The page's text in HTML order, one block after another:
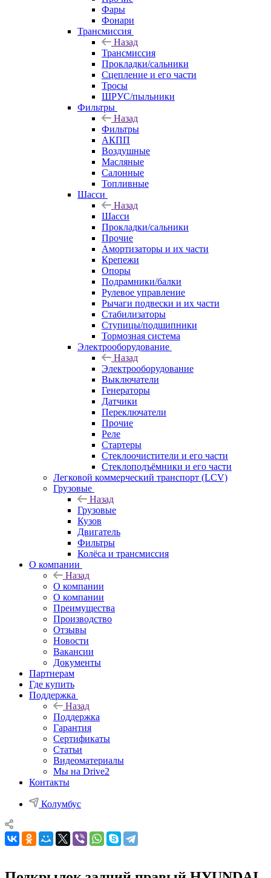
Фары
Фонари
Трансмиссия
Назад
Трансмиссия
Прокладки/сальники
Сцепление и его части
Тросы
ШРУС/пыльники
Фильтры
Назад
Фильтры
АКПП
Воздушные
Масляные
Салонные
Топливные
Шасси
Назад
Шасси
Прокладки/сальники
Прочие
Амортизаторы и их части
Крепежи
Опоры
Подрамники/балки
Рулевое управление
Рычаги подвески и их части
Стабилизаторы
Ступицы/подшипники
Тормозная система
Электрооборудование
Назад
Электрооборудование
Выключатели
Генераторы
Датчики
Переключатели
Прочие
Реле
Стартеры
Стеклоочистители и его части
Стеклоподъёмники и его части
Легковой коммерческий транспорт (LCV)
Грузовые
Назад
Грузовые
Кузов
Двигатель
Фильтры
Колёса и трансмиссия
О компании
Назад
О компании
О компании
Преимущества
Производство
Отзывы
Новости
Вакансии
Документы
Партнерам
Где купить
Поддержка
Назад
Поддержка
Гарантия
Сертификаты
Статьи
Видеоматериалы
Мы на Drive2
Контакты
Колумбус